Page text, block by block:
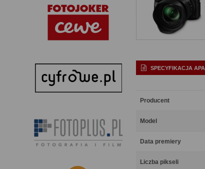
SPECYFIKACJA
Producent
Model
Data premiery
Liczba pikseli